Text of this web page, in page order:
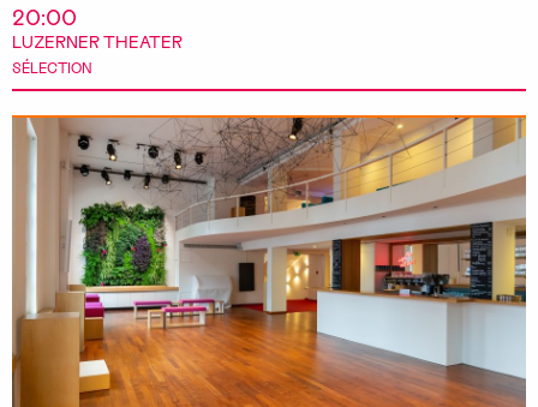
20:00
LUZERNER THEATER
SÉLECTION